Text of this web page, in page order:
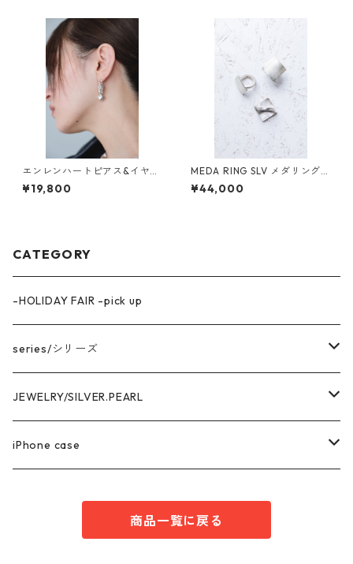
エンレンハートピアス&イヤリ
ング
¥19,800
MEDA RING SLV メダリング
シルバー
¥44,000
CATEGORY
-HOLIDAY FAIR -pick up
series/シリーズ
中空構造デザイン
marina series/マリーナシリーズ
getsumen series/月面シリーズ
MEDA series/メダシリーズ
JEWELRY/SILVER.PEARL
PIRCE & EARRNG
iPhone case
iPhone13 series
商品一覧に戻る